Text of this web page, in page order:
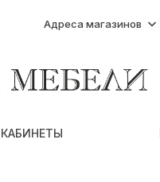
Адреса магазинов
КАБИНЕТЫ